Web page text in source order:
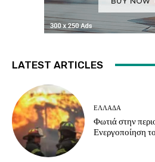
LATEST ARTICLES
ΕΛΛΑΔΑ
Φωτιά στην
Ενεργοποίηση